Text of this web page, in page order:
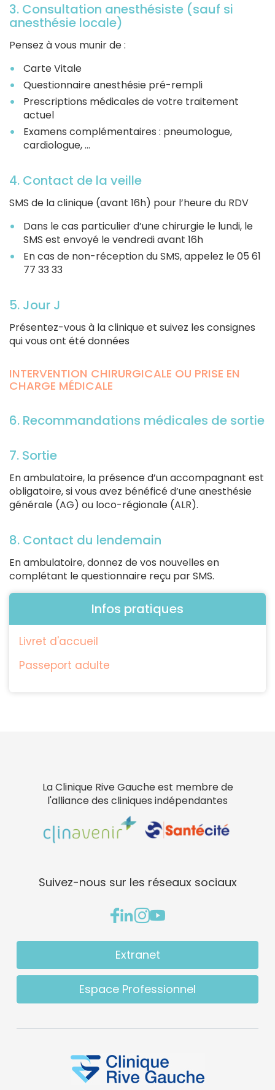
3. Consultation anesthésiste (sauf si
anesthésie locale)
Pensez à vous munir de :
Carte Vitale
Questionnaire anesthésie pré-rempli
Prescriptions médicales de votre traitement
actuel
Examens complémentaires : pneumologue,
cardiologue, ...
4. Contact de la veille
SMS de la clinique (avant 16h) pour l’heure du RDV
Dans le cas particulier d’une chirurgie le lundi, le
SMS est envoyé le vendredi avant 16h
En cas de non-réception du SMS, appelez le 05 61
77 33 33
5. Jour J
Présentez-vous à la clinique et suivez les consignes
qui vous ont été données
INTERVENTION CHIRURGICALE OU PRISE EN
CHARGE MÉDICALE
6. Recommandations médicales de sortie
7. Sortie
En ambulatoire, la présence d’un accompagnant est
obligatoire, si vous avez bénéficé d’une anesthésie
générale (AG) ou loco-régionale (ALR).
8. Contact du lendemain
En ambulatoire, donnez de vos nouvelles en
complétant le questionnaire reçu par SMS.
Infos pratiques
Livret d'accueil
Passeport adulte
La Clinique Rive Gauche est membre de
l'alliance des cliniques indépendantes
Suivez-nous sur les réseaux sociaux
Extranet
Espace Professionnel